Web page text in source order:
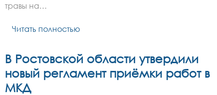
травы на…
Читать полностью
В Ростовской области утвердили
новый регламент приёмки работ в
МКД